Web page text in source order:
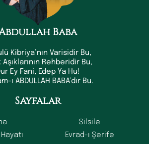
Baba
Kibriya’nın Varisidir Bu,
Aşıklarının Rehberidir Bu,
Ey Fani, Edep Ya Hu!
ı ABDULLAH BABA’dır Bu.
Sayfalar
Silsile
Evrad-ı Şerife